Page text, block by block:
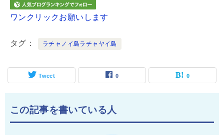
ワンクリックお願いします
タグ ラチャノイ島ラチャヤイ島
Tweet 0 0
この記事を書いている人